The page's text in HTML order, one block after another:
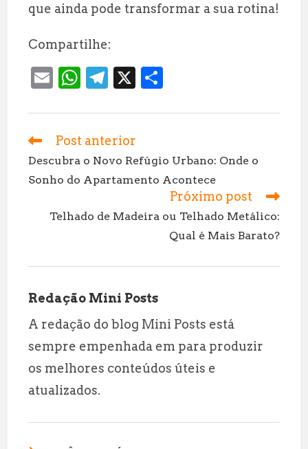
que ainda pode transformar a sua rotina!
Compartilhe:
E
ai
l
W
at
s
A
p
p
T
e
g
r
a
m
X
a
e
Leia
artigos
Post anterior
Descubra o Novo Refúgio Urbano: Onde o
Sonho do Apartamento Acontece
Próximo post
Telhado de Madeira ou Telhado Metálico:
Qual é Mais Barato?
Redação Mini Posts
A redação do blog Mini Posts está
sempre empenhada em para produzir
os melhores conteúdos úteis e
atualizados.